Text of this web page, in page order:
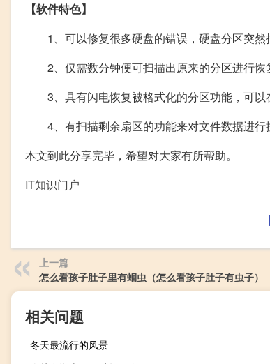
【软件特色】
1、可以修复很多硬盘的错误，硬盘分区突然
2、仅需数分钟便可扫描出原来的分区进行恢
3、具有闪电恢复被格式化的分区功能，可以
4、有扫描剩余扇区的功能来对文件数据进行
本文到此分享完毕，希望对大家有所帮助。
IT知识门户
上一篇
怎么看孩子肚子里有蛔虫（怎么看孩子肚子有虫子）
相关问题
冬天最流行的风景